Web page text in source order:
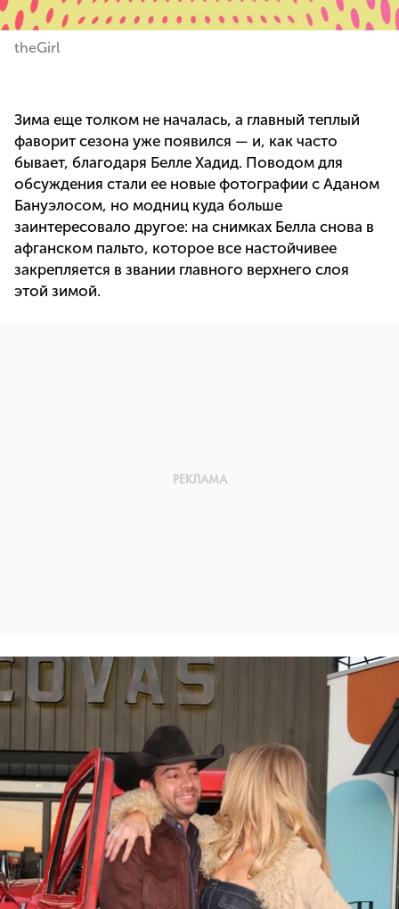
theGirl
Зима еще толком не началась, а главный теплый
фаворит сезона уже появился — и, как часто
бывает, благодаря Белле Хадид. Поводом для
обсуждения стали ее новые фотографии с Аданом
Бануэлосом, но модниц куда больше
заинтересовало другое: на снимках Белла снова в
афганском пальто, которое все настойчивее
закрепляется в звании главного верхнего слоя
этой зимой.